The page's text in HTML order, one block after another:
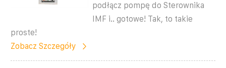
podłącz pompę do Sterownika
IMF i.. gotowe! Tak, to takie
proste!
Zobacz Szczegóły